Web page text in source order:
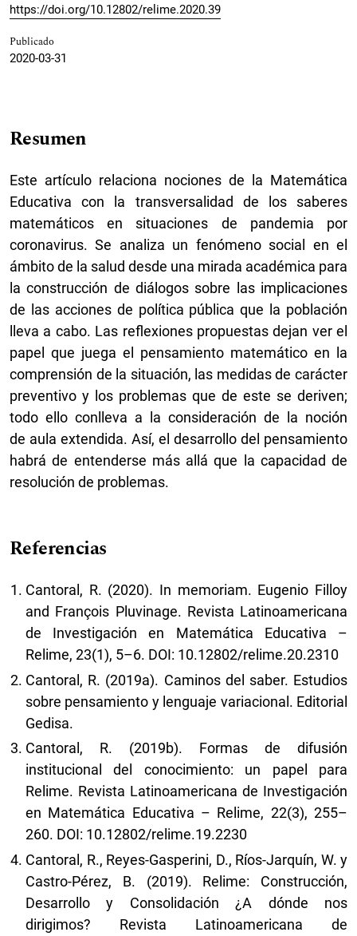
https://doi.org/10.12802/relime.2020.39
Publicado
2020-03-31
Resumen
Este artículo relaciona nociones de la Matemática
Educativa con la transversalidad de los saberes
matemáticos en situaciones de pandemia por
coronavirus. Se analiza un fenómeno social en el
ámbito de la salud desde una mirada académica para
la construcción de diálogos sobre las implicaciones
de las acciones de política pública que la población
lleva a cabo. Las reflexiones propuestas dejan ver el
papel que juega el pensamiento matemático en la
comprensión de la situación, las medidas de carácter
preventivo y los problemas que de este se deriven;
todo ello conlleva a la consideración de la noción
de aula extendida. Así, el desarrollo del pensamiento
habrá de entenderse más allá que la capacidad de
resolución de problemas.
Referencias
Cantoral, R. (2020). In memoriam. Eugenio Filloy
and François Pluvinage. Revista Latinoamericana
de Investigación en Matemática Educativa –
Relime, 23(1), 5–6. DOI: 10.12802/relime.20.2310
Cantoral, R. (2019a). Caminos del saber. Estudios
sobre pensamiento y lenguaje variacional. Editorial
Gedisa.
Cantoral, R. (2019b). Formas de difusión
institucional del conocimiento: un papel para
Relime. Revista Latinoamericana de Investigación
en Matemática Educativa – Relime, 22(3), 255–
260. DOI: 10.12802/relime.19.2230
Cantoral, R., Reyes-Gasperini, D., Ríos-Jarquín, W. y
Castro-Pérez, B. (2019). Relime: Construcción,
Desarrollo y Consolidación ¿A dónde nos
dirigimos? Revista Latinoamericana de